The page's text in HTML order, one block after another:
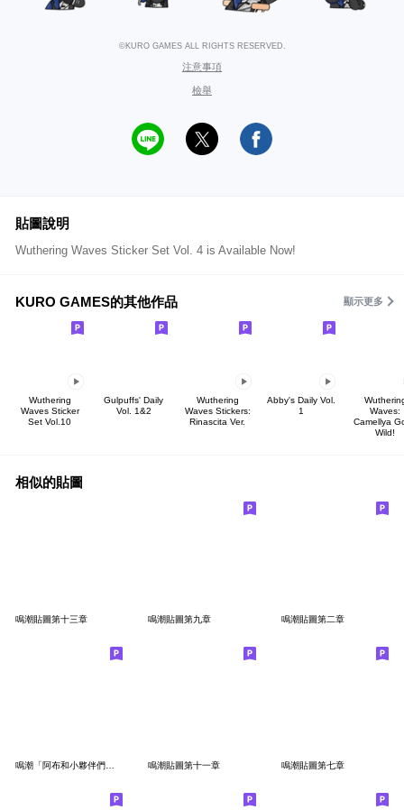
©KURO GAMES ALL RIGHTS RESERVED.
注意事項
檢舉
貼圖說明
Wuthering Waves Sticker Set Vol. 4 is Available Now!
KURO GAMES的其他作品 顯示更多
Wuthering
Waves Sticker
Set Vol.10
Gulpuffs' Daily
Vol. 1&2
Wuthering
Waves Stickers:
Rinascita Ver.
Abby's Daily Vol.
1
Waves:
Camellya
Wild!
相似的貼圖
鳴潮貼圖第十三章 鳴潮貼圖第九章 鳴潮貼圖第二章
鳴潮貼圖第十一章 鳴潮貼圖第七章